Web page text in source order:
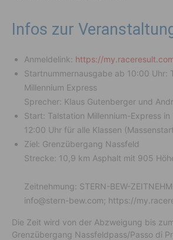
Infos zur
Anmeldelink: https://
Startnummernausgabe ab 10:00 Uhr:
Millennium Express
Sprecher: Klaus Gutenberger und
Start: Talstation Millennium-Express in
12:00 Uhr für alle Klassen
Ziel: Grenzübergang Nassfeld
Strecke: 10,9 km Asphalt mit 905
Zeitnehmung: STERN-BEW-
info@stern-bew.com; https://
Die Zeit wird von der Abzweigung bis
Grenzübergang Nassfeldpass/Passo di